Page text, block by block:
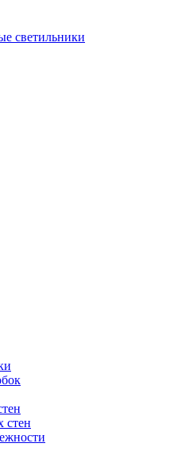
светильники
стен